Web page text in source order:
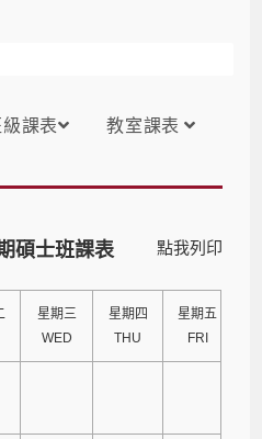
級課表 教室課表
點我列印
碩士班課表
星期三
WED
星期四
THU
星期五
FRI